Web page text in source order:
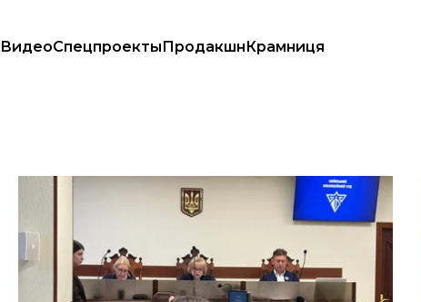
ВидеоСпецпроектыПродакшнКрамниця